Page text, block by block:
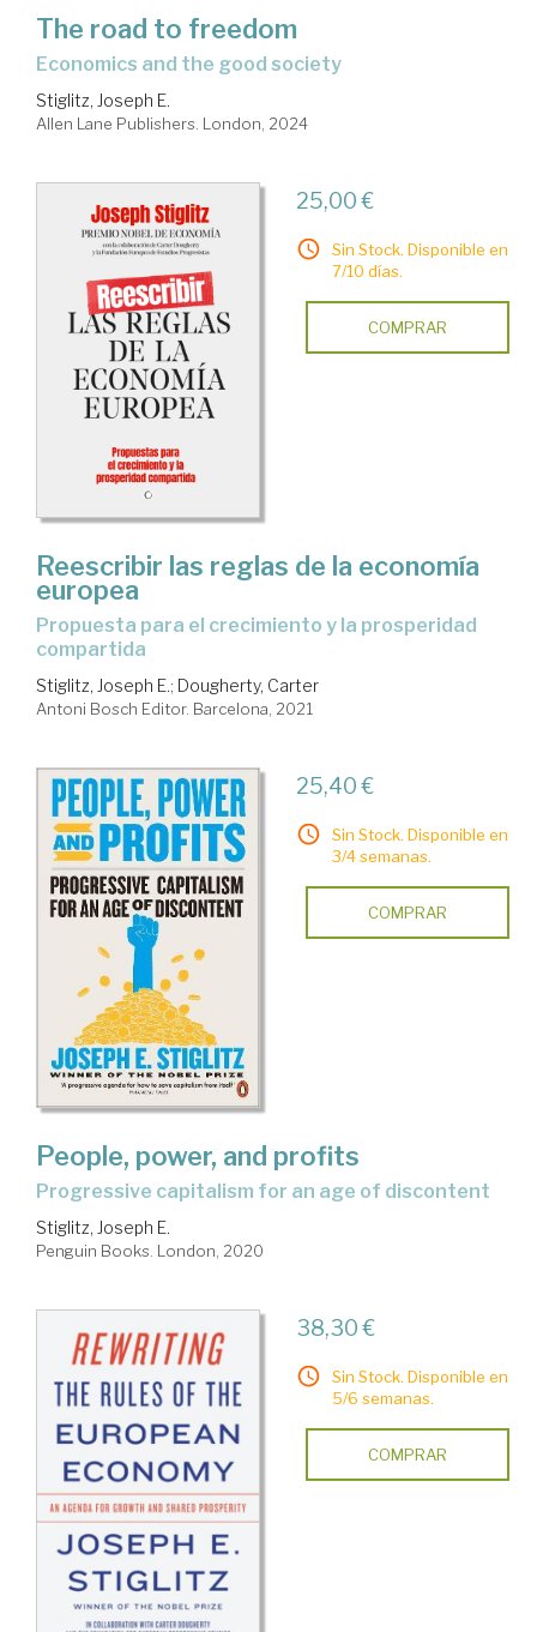
The road to freedom
economics and the good society
Stiglitz, Joseph E.
Allen Lane Publishers. London, 2024
25,00 €
Sin Stock. Disponible en
7/10 días.
COMPRAR
Reescribir las reglas de la economía
europea
propuesta para el crecimiento y la prosperidad
compartida
Stiglitz, Joseph E.; Dougherty, Carter
Antoni Bosch Editor. Barcelona, 2021
25,40 €
Sin Stock. Disponible en
3/4 semanas.
COMPRAR
People, power, and profits
progressive capitalism for an age of discontent
Stiglitz, Joseph E.
Penguin Books. London, 2020
38,30 €
Sin Stock. Disponible en
5/6 semanas.
COMPRAR